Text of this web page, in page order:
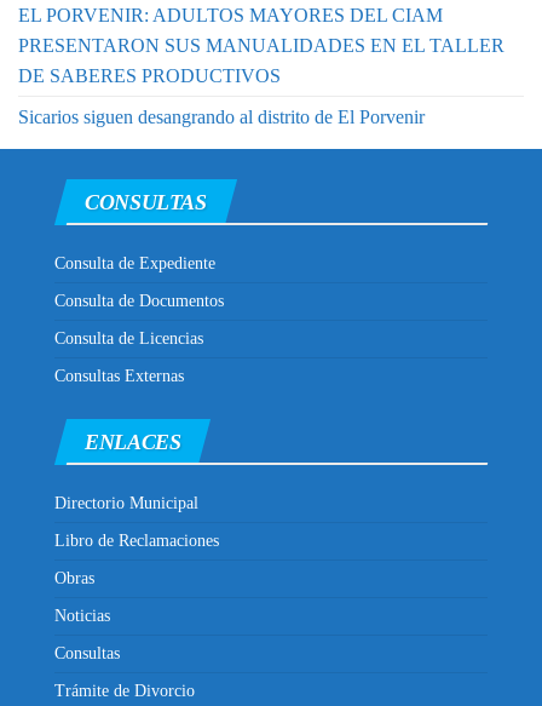
EL PORVENIR: ADULTOS MAYORES DEL CIAM
PRESENTARON SUS MANUALIDADES EN EL TALLER
DE SABERES PRODUCTIVOS
Sicarios siguen desangrando al distrito de El Porvenir
CONSULTAS
Consulta de Expediente
Consulta de Documentos
Consulta de Licencias
Consultas Externas
ENLACES
Directorio Municipal
Libro de Reclamaciones
Obras
Noticias
Consultas
Trámite de Divorcio